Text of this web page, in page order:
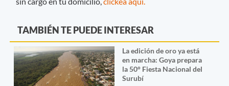
TAMBIÉN TE PUEDE INTERESAR
La edición de oro ya está
en marcha: Goya prepara
la 50° Fiesta Nacional del
Surubí